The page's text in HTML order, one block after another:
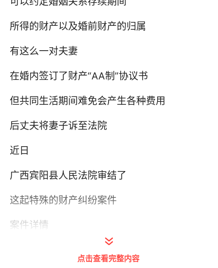
所得的财产以及婚前财产的归属
有这么一对夫妻
在婚内签订了财产“AA制”协议书
但共同生活期间难免会产生各种费用
后丈夫将妻子诉至法院
近日
广西宾阳县人民法院审结了
这起特殊的财产纠纷案件
案件详情
点击查看完整内容